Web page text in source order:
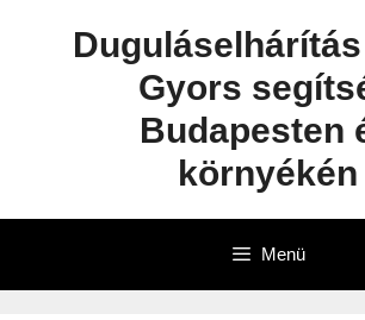
Duguláselhárítás
Gyors
Budapesten
környékén
Menü